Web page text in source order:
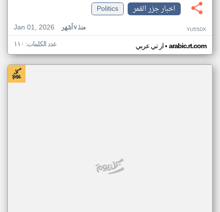
اخبار جزر القمر
Politics
Jan 01, 2026
منذ ٧ أشهر YU55DX
ار تي عربي• arabic.rt.com عدد الكلمات: ١١٠